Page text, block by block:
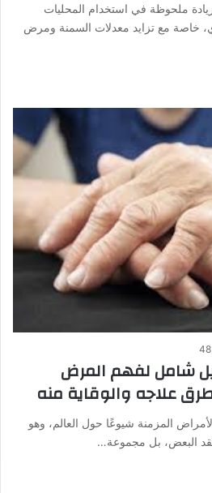
ملحوظة في استخدام المحليات
خاصة مع تزايد معدلات السمنة ومرض
48
شامل لفهم المرض
علاجه والوقاية منه
المزمنة شيوعًا حول العالم، وهو
البعض، بل مجموعة…